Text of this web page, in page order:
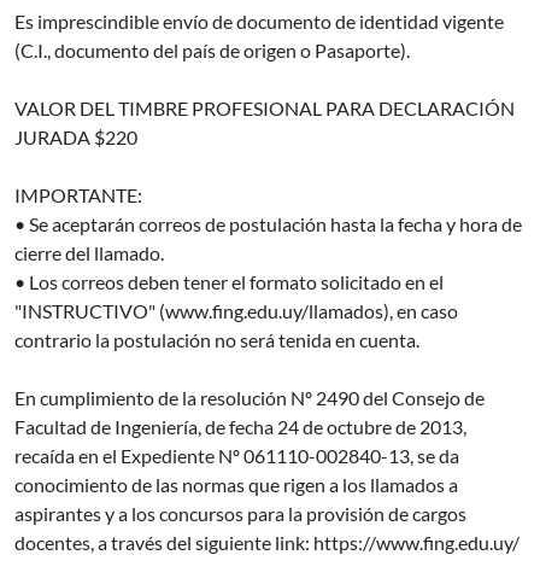
Es imprescindible envío de documento de identidad vigente
(C.I., documento del país de origen o Pasaporte).
VALOR DEL TIMBRE PROFESIONAL PARA DECLARACIÓN
JURADA $220
IMPORTANTE:
• Se aceptarán correos de postulación hasta la fecha y hora de
cierre del llamado.
• Los correos deben tener el formato solicitado en el
"INSTRUCTIVO" (www.fing.edu.uy/llamados), en caso
contrario la postulación no será tenida en cuenta.
En cumplimiento de la resolución Nº 2490 del Consejo de
Facultad de Ingeniería, de fecha 24 de octubre de 2013,
recaída en el Expediente Nº 061110-002840-13, se da
conocimiento de las normas que rigen a los llamados a
aspirantes y a los concursos para la provisión de cargos
docentes, a través del siguiente link: https://www.fing.edu.uy/